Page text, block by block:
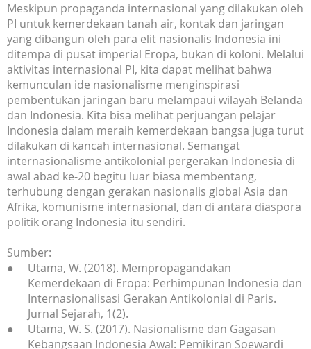
Meskipun propaganda internasional yang dilakukan oleh
PI untuk kemerdekaan tanah air, kontak dan jaringan
yang dibangun oleh para elit nasionalis Indonesia ini
ditempa di pusat imperial Eropa, bukan di koloni. Melalui
aktivitas internasional PI, kita dapat melihat bahwa
kemunculan ide nasionalisme menginspirasi
pembentukan jaringan baru melampaui wilayah Belanda
dan Indonesia. Kita bisa melihat perjuangan pelajar
Indonesia dalam meraih kemerdekaan bangsa juga turut
dilakukan di kancah internasional. Semangat
internasionalisme antikolonial pergerakan Indonesia di
awal abad ke-20 begitu luar biasa membentang,
terhubung dengan gerakan nasionalis global Asia dan
Afrika, komunisme internasional, dan di antara diaspora
politik orang Indonesia itu sendiri.
Sumber:
Utama, W. (2018). Mempropagandakan
Kemerdekaan di Eropa: Perhimpunan Indonesia dan
Internasionalisasi Gerakan Antikolonial di Paris.
Jurnal Sejarah, 1(2).
Utama, W. S. (2017). Nasionalisme dan Gagasan
Kebangsaan Indonesia Awal: Pemikiran Soewardi